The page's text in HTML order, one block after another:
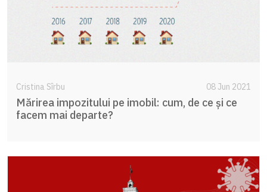
Cristina Sîrbu 08 Jun 2021
Mărirea impozitului pe imobil: cum, de ce și ce
facem mai departe?